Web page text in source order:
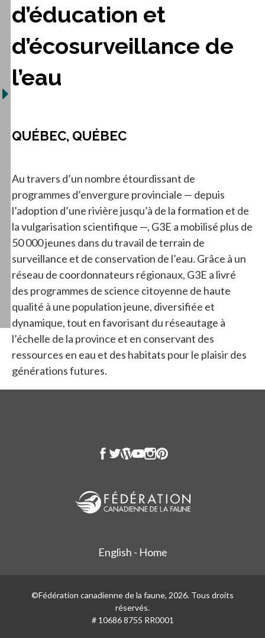
d’éducation et
d’écosurveillance de
l’eau
QUÉBEC, QUÉBEC
Au travers d’un nombre étourdissant de
programmes d’envergure provinciale — depuis
l’adoption d’une rivière jusqu’à de la formation et de
la vulgarisation scientifique —, G3E a mobilisé plus de
50 000 jeunes dans du travail de terrain de
surveillance et de conservation de l’eau. Grâce à un
réseau de coordonnateurs régionaux, G3E a livré
des programmes de science citoyenne de haute
qualité à une population jeune, diversifiée et
dynamique, tout en favorisant du réseautage à
l’échelle de la province et en conservant des
ressources en eau et des habitats pour le plaisir des
générations futures.
English - Home
©Fédération canadienne de la faune, 2026. Tous droits
réservés.
# 10686 8755 RR0001